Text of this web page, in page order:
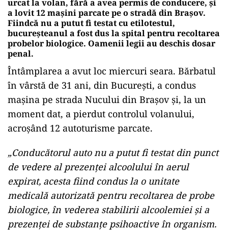
urcat la volan, fără a avea permis de conducere, și
a lovit 12 mașini parcate pe o stradă din Brașov.
Fiindcă nu a putut fi testat cu etilotestul,
bucureșteanul a fost dus la spital pentru recoltarea
probelor biologice. Oamenii legii au deschis dosar
penal.
Întâmplarea a avut loc miercuri seara. Bărbatul
în vârstă de 31 ani, din Bucureşti, a condus
mașina pe strada Nucului din Braşov şi, la un
moment dat, a pierdut controlul volanului,
acroşând 12 autoturisme parcate.
„Conducătorul auto nu a putut fi testat din punct
de vedere al prezenţei alcoolului în aerul
expirat, acesta fiind condus la o unitate
medicală autorizată pentru recoltarea de probe
biologice, în vederea stabilirii alcoolemiei şi a
prezenţei de substanţe psihoactive în organism.